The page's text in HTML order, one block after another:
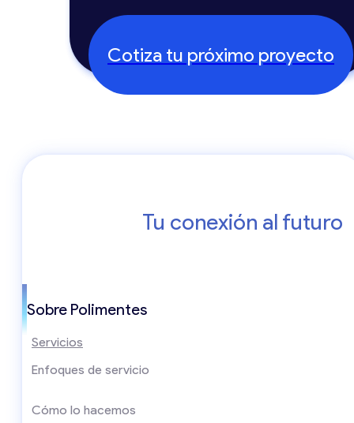
Cotiza tu próximo proyecto
Tu conexión al futuro
Sobre Polimentes
Servicios
Enfoques de servicio
Cómo lo hacemos